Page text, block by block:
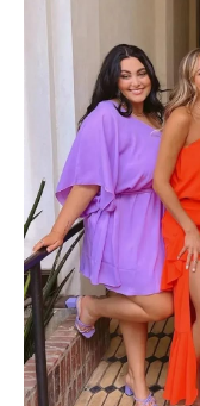
Garderobe –
rozsądkiem, a
życie. Marki, o